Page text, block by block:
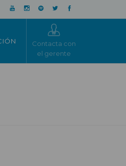
Contacta con
el gerente